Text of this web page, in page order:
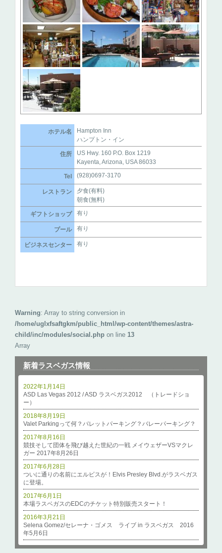
新着ラスベガス情報
ASD Las Vegas 2012 / ASD ラスベガス2012 （トレードショ
ー）
2022年1月14日
Valet Parkingって何？バレットパーキング？バレーパーキング？
2018年8月19日
競技そして団体を飛び越えた世紀の一戦 メイウェザーVSマクレ
ガー 2017年8月26日
2017年8月16日
ついに通りの名前にエルビスが！Elvis Presley Blvd.がラスベガス
に登場。
2017年6月28日
本場ラスベガスのEDCのチケット特別販売スタート！
2017年6月1日
Selena Gomez/セレーナ・ゴメス ライブ in ラスベガス 2016
年5月6日
2016年3月21日
ホテル名
Hampton Inn
ハンプトン・イン
住所
US Hwy. 160 P.O. Box 1219
Kayenta, Arizona, USA 86033
Tel (928)0697-3170
レストラン
夕食(有料)
朝食(無料)
ギフトショップ 有り
プール 有り
ビジネスセンター 有り
Warning: Array to string conversion in
/home/uglxfsaftgkm/public_html/wp-content/themes/astra-
child/inc/modules/social.php on line 13
Array